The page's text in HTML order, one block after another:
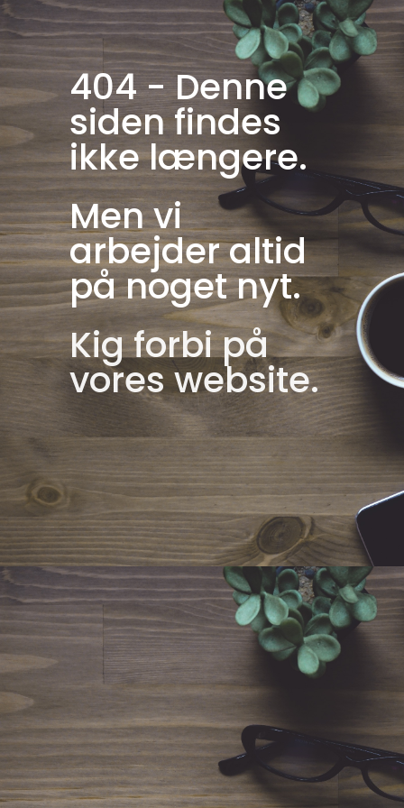
404 - Denne
siden findes
ikke længere.
Men vi
arbejder altid
på noget nyt.
Kig forbi på
vores website.